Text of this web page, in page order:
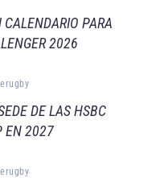
PARA
2026
DE LAS HSBC
EN 2027